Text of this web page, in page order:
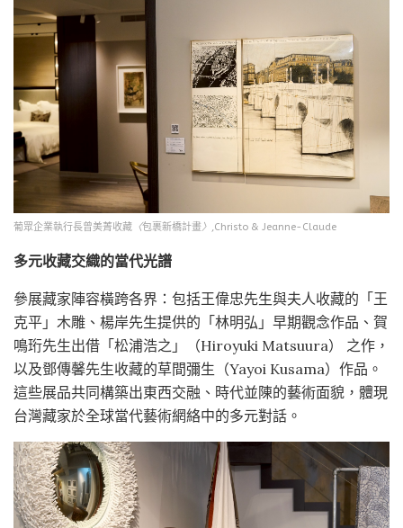
葡眾企業執行長曾美菁收藏 〈包裹新橋計畫〉 ,Christo & Jeanne-Claude
多元收藏交織的當代光譜
參展藏家陣容橫跨各界：包括王偉忠先生與夫人收藏的「王
克平」木雕、楊岸先生提供的「林明弘」早期觀念作品、賀
鳴珩先生出借「松浦浩之」（Hiroyuki Matsuura） 之作，
以及鄧傳馨先生收藏的草間彌生（Yayoi Kusama）作品。
這些展品共同構築出東西交融、時代並陳的藝術面貌，體現
台灣藏家於全球當代藝術網絡中的多元對話。